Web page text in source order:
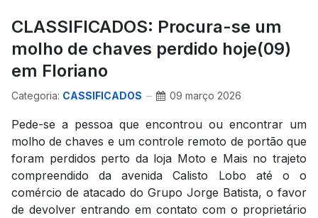
CLASSIFICADOS: Procura-se um
molho de chaves perdido hoje(09)
em Floriano
Categoria: CASSIFICADOS 09 março 2026
Pede-se a pessoa que encontrou ou encontrar um
molho de chaves e um controle remoto de portão que
foram perdidos perto da loja Moto e Mais no trajeto
compreendido da avenida Calisto Lobo até o o
comércio de atacado do Grupo Jorge Batista, o favor
de devolver entrando em contato com o proprietário